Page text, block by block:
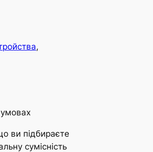
ви підбираєте
сумісність